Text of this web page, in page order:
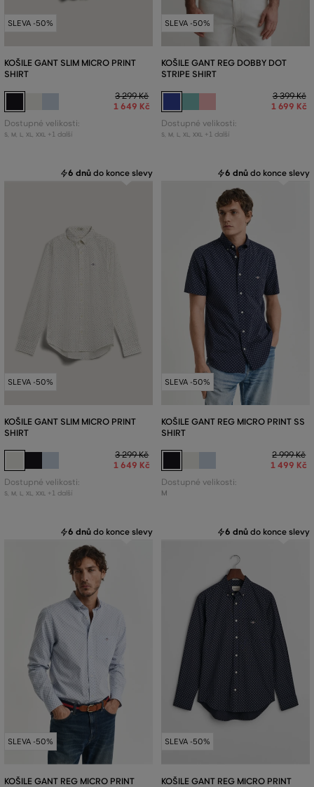
SLEVA -50%
KOŠILE GANT SLIM MICRO PRINT
SHIRT
3 299 Kč
1 649 Kč
Dostupné velikosti:
S, M L XL XXL +1 další
SLEVA -50%
KOŠILE GANT REG DOBBY DOT
STRIPE SHIRT
3 399 Kč
1 699 Kč
Dostupné velikosti:
S, M L XL XXL +1 další
6 dnů do konce slevy
SLEVA -50%
KOŠILE GANT SLIM MICRO PRINT
SHIRT
3 299 Kč
1 649 Kč
Dostupné velikosti:
S, M L XL XXL +1 další
6 dnů do konce slevy
SLEVA -50%
KOŠILE GANT REG MICRO PRINT SS
SHIRT
2 999 Kč
1 499 Kč
Dostupné velikosti:
M
6 dnů do konce slevy
SLEVA -50%
KOŠILE GANT REG MICRO PRINT
6 dnů do konce slevy
SLEVA -50%
KOŠILE GANT REG MICRO PRINT